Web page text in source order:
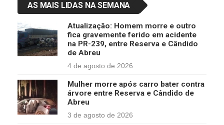
AS MAIS LIDAS NA SEMANA
Atualização: Homem morre e outro
fica gravemente ferido em acidente
na PR-239, entre Reserva e Cândido
de Abreu
4 de agosto de 2026
Mulher morre após carro bater contra
árvore entre Reserva e Cândido de
Abreu
3 de agosto de 2026